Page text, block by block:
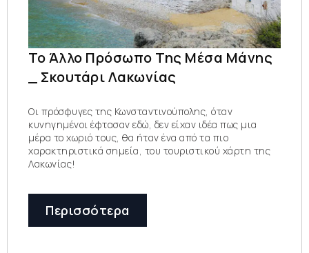
Το Άλλο Πρόσωπο Της Μέσα Μάνης
_ Σκουτάρι Λακωνίας
Οι πρόσφυγες της Κωνσταντινούπολης, όταν
κυνηγημένοι έφτασαν εδώ, δεν είχαν ιδέα πως μια
μέρα το χωριό τους, θα ήταν ένα από τα πιο
χαρακτηριστικά σημεία, του τουριστικού χάρτη της
Λακωνίας!
Περισσότερα